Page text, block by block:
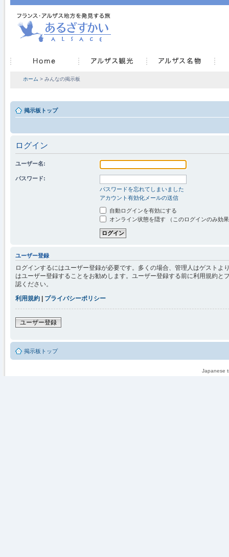
ホーム > みんなの掲示板
掲示板トップ
ログイン
ユーザー名:
パスワード:
パスワードを忘れてしまいました
アカウント有効化メールの送信
自動ログインを有効にする
オンライン状態を隠す （このログインのみ効
ユーザー登録
ログインするにはユーザー登録が必要です。多くの場合、管理人はゲスト
はユーザー登録することをお勧めします。ユーザー登録する前に利用規約
認ください。
利用規約 | プライバシーポリシー
ユーザー登録
掲示板トップ
Japanese